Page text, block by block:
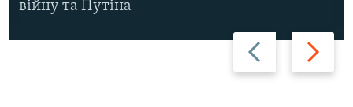
Назад Вперед
війну та Путіна